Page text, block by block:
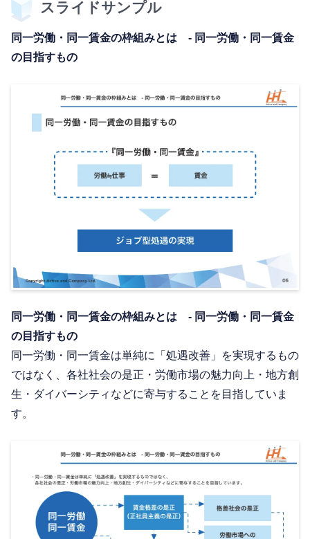
スライドサンプル
同一労働・同一賃金の枠組みとは - 同一労働・同一賃金
の目指すもの
同一労働・同一賃金の枠組みとは - 同一労働・同一賃金
の目指すもの
同一労働・同一賃金は単純に「処遇改善」を実現するもの
ではなく、各社社会の是正・労働市場の魅力向上・地方創
生・ダイバーシティなどに寄与することを目指していま
す。